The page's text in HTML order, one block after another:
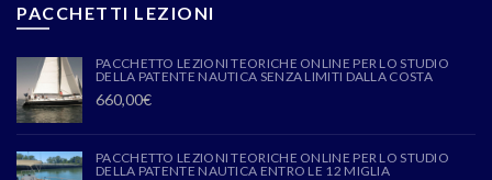
PACCHETTI LEZIONI
PACCHETTO LEZIONI TEORICHE ONLINE PER LO STUDIO
DELLA PATENTE NAUTICA SENZA LIMITI DALLA COSTA
660,00€
PACCHETTO LEZIONI TEORICHE ONLINE PER LO STUDIO
DELLA PATENTE NAUTICA ENTRO LE 12 MIGLIA